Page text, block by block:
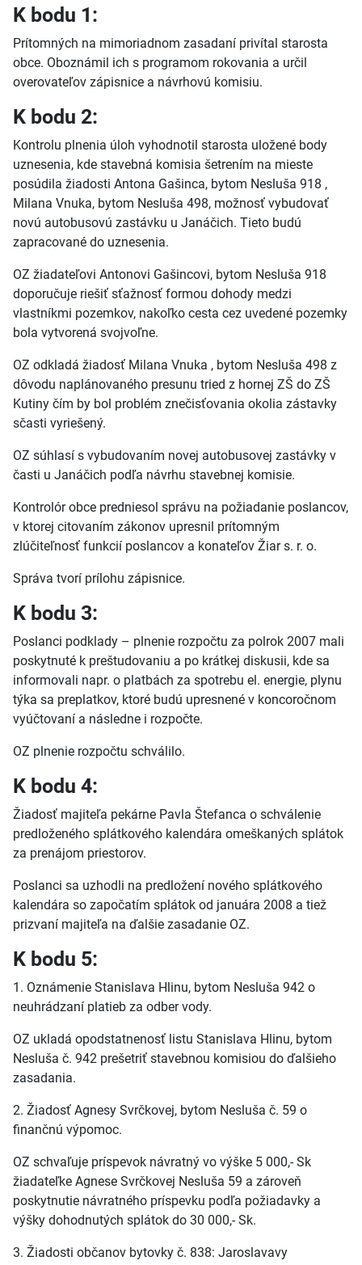
K bodu 1:
Prítomných na mimoriadnom zasadaní privítal starosta
obce. Oboznámil ich s programom rokovania a určil
overovateľov zápisnice a návrhovú komisiu.
K bodu 2:
Kontrolu plnenia úloh vyhodnotil starosta uložené body
uznesenia, kde stavebná komisia šetrením na mieste
posúdila žiadosti Antona Gašinca, bytom Nesluša 918 ,
Milana Vnuka, bytom Nesluša 498, možnosť vybudovať
novú autobusovú zastávku u Janáčich. Tieto budú
zapracované do uznesenia.
OZ žiadateľovi Antonovi Gašincovi, bytom Nesluša 918
doporučuje riešiť sťažnosť formou dohody medzi
vlastníkmi pozemkov, nakoľko cesta cez uvedené pozemky
bola vytvorená svojvoľne.
OZ odkladá žiadosť Milana Vnuka , bytom Nesluša 498 z
dôvodu naplánovaného presunu tried z hornej ZŠ do ZŠ
Kutiny čím by bol problém znečisťovania okolia zástavky
sčasti vyriešený.
OZ súhlasí s vybudovaním novej autobusovej zastávky v
časti u Janáčich podľa návrhu stavebnej komisie.
Kontrolór obce predniesol správu na požiadanie poslancov,
v ktorej citovaním zákonov upresnil prítomným
zlúčiteľnosť funkcií poslancov a konateľov Žiar s. r. o.
Správa tvorí prílohu zápisnice.
K bodu 3:
Poslanci podklady – plnenie rozpočtu za polrok 2007 mali
poskytnuté k preštudovaniu a po krátkej diskusii, kde sa
informovali napr. o platbách za spotrebu el. energie, plynu
týka sa preplatkov, ktoré budú upresnené v koncoročnom
vyúčtovaní a následne i rozpočte.
OZ plnenie rozpočtu schválilo.
K bodu 4:
Žiadosť majiteľa pekárne Pavla Štefanca o schválenie
predloženého splátkového kalendára omeškaných splátok
za prenájom priestorov.
Poslanci sa uzhodli na predložení nového splátkového
kalendára so započatím splátok od januára 2008 a tiež
prizvaní majiteľa na ďalšie zasadanie OZ.
K bodu 5:
1. Oznámenie Stanislava Hlinu, bytom Nesluša 942 o
neuhrádzaní platieb za odber vody.
OZ ukladá opodstatnenosť listu Stanislava Hlinu, bytom
Nesluša č. 942 prešetriť stavebnou komisiou do ďalšieho
zasadania.
2. Žiadosť Agnesy Svrčkovej, bytom Nesluša č. 59 o
finančnú výpomoc.
OZ schvaľuje príspevok návratný vo výške 5 000,- Sk
žiadateľke Agnese Svrčkovej Nesluša 59 a zároveň
poskytnutie návratného príspevku podľa požiadavky a
výšky dohodnutých splátok do 30 000,- Sk.
3. Žiadosti občanov bytovky č. 838: Jaroslavavy